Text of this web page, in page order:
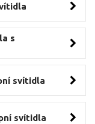
s
svítidla
svítidla